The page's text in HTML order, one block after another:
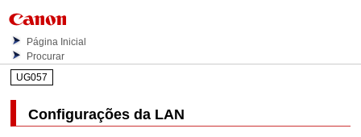
Página Inicial
Procurar
UG057
Configurações da LAN